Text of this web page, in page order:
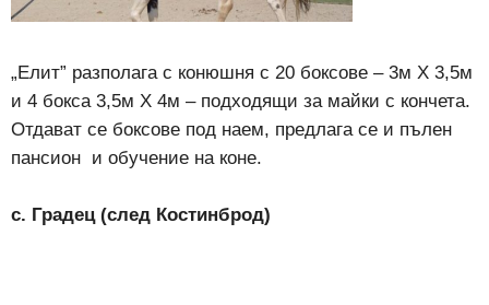
„Елит” разполага с конюшня с 20 боксове – 3м X 3,5м
и 4 бокса 3,5м X 4м – подходящи за майки с кончета.
Отдават се боксове под наем, предлага се и пълен
пансион и обучение на коне.
с. Градец (след Костинброд)